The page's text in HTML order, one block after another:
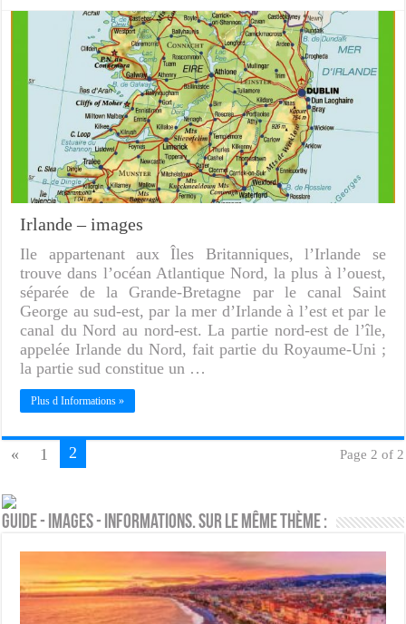
Irlande – images
Ile appartenant aux Îles Britanniques, l’Irlande se
trouve dans l’océan Atlantique Nord, la plus à l’ouest,
séparée de la Grande-Bretagne par le canal Saint
George au sud-est, par la mer d’Irlande à l’est et par le
canal du Nord au nord-est. La partie nord-est de l’île,
appelée Irlande du Nord, fait partie du Royaume-Uni ;
la partie sud constitue un …
Plus d Informations »
Page 2 of 2
« 1 2
Guide - Images - Informations. Sur le même thème :